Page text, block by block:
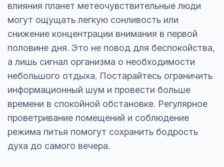
влияния планет метеочувствительные люди
могут ощущать легкую сонливость или
снижение концентрации внимания в первой
половине дня. Это не повод для беспокойства,
а лишь сигнал организма о необходимости
небольшого отдыха. Постарайтесь ограничить
информационный шум и провести больше
времени в спокойной обстановке. Регулярное
проветривание помещений и соблюдение
режима питья помогут сохранить бодрость
духа до самого вечера.